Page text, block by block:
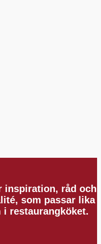
inspiration, råd och
som passar lika
i restaurangköket.